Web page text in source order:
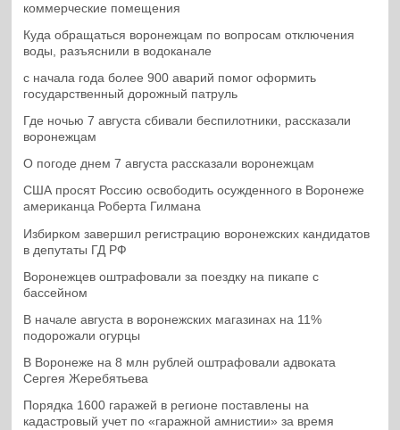
коммерческие помещения
Куда обращаться воронежцам по вопросам отключения
воды, разъяснили в водоканале
с начала года более 900 аварий помог оформить
государственный дорожный патруль
Где ночью 7 августа сбивали беспилотники, рассказали
воронежцам
О погоде днем 7 августа рассказали воронежцам
США просят Россию освободить осужденного в Воронеже
американца Роберта Гилмана
Избирком завершил регистрацию воронежских кандидатов
в депутаты ГД РФ
Воронежцев оштрафовали за поездку на пикапе с
бассейном
В начале августа в воронежских магазинах на 11%
подорожали огурцы
В Воронеже на 8 млн рублей оштрафовали адвоката
Сергея Жеребятьева
Порядка 1600 гаражей в регионе поставлены на
кадастровый учет по «гаражной амнистии» за время